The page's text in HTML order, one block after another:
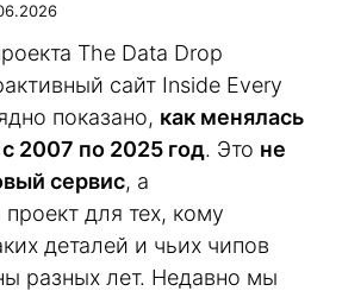
The Data Drop
сайт Inside Every
показано, как менялась
2007 по 2025 год. Это не
сервис, а
для тех, кому
деталей и чьих чипов
разных лет. Недавно мы